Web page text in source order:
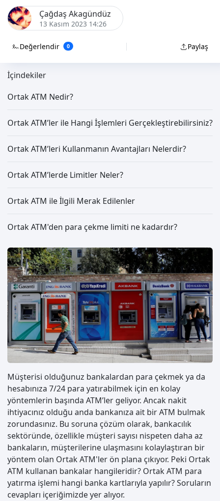
Çağdaş Akagündüz
13 Kasım 2023 14:26
Değerlendir 0 Paylaş
Müşterisi olduğunuz bankalardan para çekmek ya da
hesabınıza 7/24 para yatırabilmek için en kolay
yöntemlerin başında ATM’ler geliyor. Ancak nakit
ihtiyacınız olduğu anda bankanıza ait bir ATM bulmak
zorundasınız. Bu soruna çözüm olarak, bankacılık
sektöründe, özellikle müşteri sayısı nispeten daha az
bankaların, müşterilerine ulaşmasını kolaylaştıran bir
yöntem olan Ortak ATM'ler ön plana çıkıyor. Peki Ortak
ATM kullanan bankalar hangileridir? Ortak ATM para
yatırma işlemi hangi banka kartlarıyla yapılır? Soruların
cevapları içeriğimizde yer alıyor.
İçindekiler
Ortak ATM Nedir?
Ortak ATM’ler ile Hangi İşlemleri Gerçekleştirebilirsiniz?
Ortak ATM’leri Kullanmanın Avantajları Nelerdir?
Ortak ATM’lerde Limitler Neler?
Ortak ATM ile İlgili Merak Edilenler
Ortak ATM'den para çekme limiti ne kadardır?